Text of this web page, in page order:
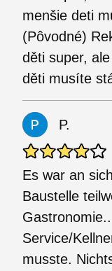
menšie deti
(Pôvodné)
děti super,
děti musíte
P.
Es war an
Baustelle
Service/
musste.